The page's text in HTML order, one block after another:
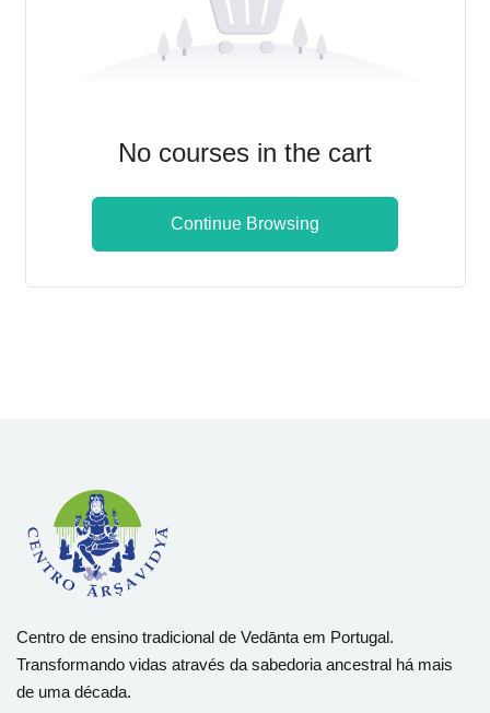
No courses in the cart
Continue Browsing
Centro de ensino tradicional de Vedānta em Portugal.
Transformando vidas através da sabedoria ancestral há mais
de uma década.
Remember me Lost your password?
Already have an account?